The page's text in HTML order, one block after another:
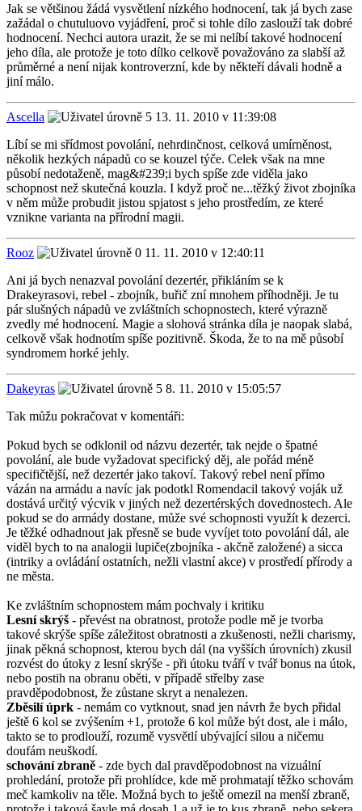
Jak se většinou žádá vysvětlení nízkého hodnocení, tak já bych zase
zažádal o chutuluovo vyjádření, proč si tohle dílo zaslouží tak dobré
hodnocení. Nechci autora urazit, že se mi nelíbí takové hodnocení
jeho díla, ale protože je toto dílko celkově považováno za slabší až
průměrné a není nijak kontroverzní, kde by někteří dávali hodně a
jiní málo.
Ascella
13. 11. 2010 v 11:39:08
Líbí se mi sřídmost povolání, nehrdinčnost, celková umírněnost,
několik hezkých nápadů co se kouzel týče. Celek však na mne
působí nedotaženě, mag&#239;i bych spíše zde viděla jako
schopnost než skutečná kouzla. I když proč ne...těžký život zbojníka
v něm může probudit jistou spjatost s jeho prostředím, ze které
vznikne varianta na přírodní magii.
Rooz
11. 11. 2010 v 12:40:11
Ani já bych nenazval povolání dezertér, přikláním se k
Drakeyrasovi, rebel - zbojník, buřič zní mnohem příhodněji. Je tu
pár slušných nápadů ve zvláštních schopnostech, které výrazně
zvedly mé hodnocení. Magie a slohová stránka díla je naopak slabá,
celkově však hodnotím spíše pozitivně. Škoda, že to na mě působí
syndromem horké jehly.
Dakeyras
8. 11. 2010 v 15:05:57
Tak můžu pokračovat v komentáři:
Pokud bych se odklonil od názvu dezertér, tak nejde o špatné
povolání, ale bude vyžadovat specifický děj, ale pořád méně
specifičtější, než dezertér jako takoví. Takový rebel není přímo
vázán na armádu a navíc jak podotkl Romendacil takový voják už
dostává určitý výcvik v jiných než dezertérských dovednostech. Ale
pokud se do armády dostane, může své schopnosti využít k dezerci.
Je těžké odhadnout jak přesně se bude vyvíjet toto povolání dál, ale
viděl bych to na analogii lupiče(zbojníka - akčně založené) a sicca
(intriky a ovládání ostatních, nežli vlastní akce) v prostředí přírody a
ne města.
Ke zvláštním schopnostem mám pochvaly i kritiku
Lesní skrýš - převést na obratnost, protože podle mě je tvorba
takové skrýše spíše záležitost obratnosti a zkušenosti, nežli charismy,
jinak pěkná schopnost, kterou bych dál (na vyšších úrovních) zkusil
rozvést do útoky z lesní skrýše - při útoku tváří v tvář bonus na útok,
nebo postih na obranu oběti, v případě střelby zase
pravděpodobnost, že zůstane skryt a nenalezen.
Zběsilí úprk - nemám co vytknout, snad jen návrh že bych přidal
ještě 6 kol se zvýšením +1, protože 6 kol může být dost, ale i málo,
takto se to prodlouží, rozumě vysvětlí ubývající silou a ničemu
doufám neuškodí.
schování zbraně - zde bych dal pravděpodobnost na vizuální
prohledání, protože při prohlídce, kde mě prohmatají těžko schovám
meč kamkoliv na těle. Možná bych to ještě omezil na menší zbraně,